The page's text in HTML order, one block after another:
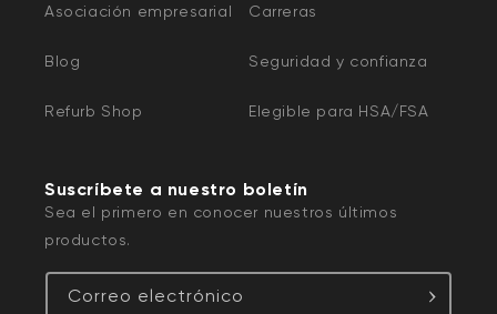
Asociación empresarial Carreras
Blog Seguridad y confianza
Refurb Shop Elegible para HSA/FSA
Suscríbete a nuestro boletín
Sea el primero en conocer nuestros últimos
productos.
Correo electrónico